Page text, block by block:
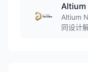
在云端
Altium
Altium
同设计